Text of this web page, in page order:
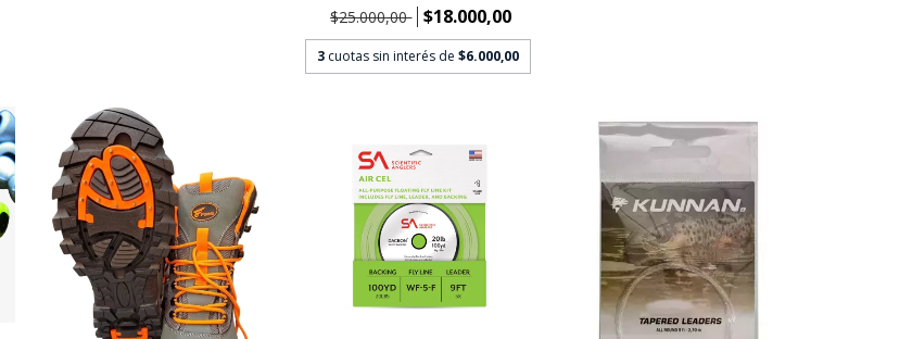
$25.000,00 $18.000,00
3 cuotas sin interés de$6.000,00